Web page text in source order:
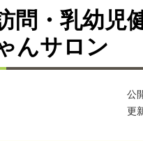
問・乳幼児
んサロン
公
更